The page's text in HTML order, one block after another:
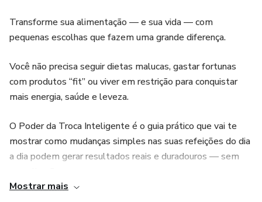
Transforme sua alimentação — e sua vida — com
pequenas escolhas que fazem uma grande diferença.
Você não precisa seguir dietas malucas, gastar fortunas
com produtos “fit” ou viver em restrição para conquistar
mais energia, saúde e leveza.
O Poder da Troca Inteligente é o guia prático que vai te
mostrar como mudanças simples nas suas refeições do dia
a dia podem gerar resultados reais e duradouros — sem
Mostrar mais